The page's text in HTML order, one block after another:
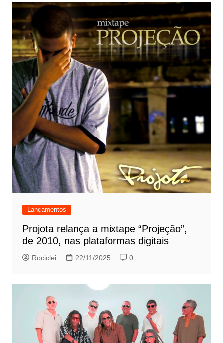
Lançamentos
Projota relança a mixtape “Projeção”,
de 2010, nas plataformas digitais
Rociclei 22/11/2025 0